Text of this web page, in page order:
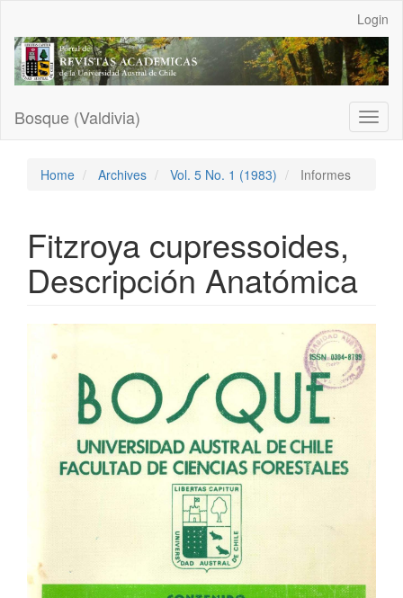
Main
Content
Sidebar
Login
Bosque (Valdivia)
Home Archives Vol. 5 No. 1 (1983) Informes
Fitzroya cupressoides,
Descripción Anatómica
Article
Sidebar